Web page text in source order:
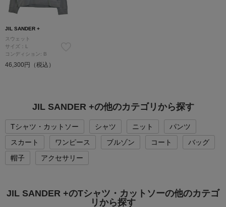
JIL SANDER +
スウェット
サイズ：L
コンディション: B
46,300円（税込）
JIL SANDER +の他のカテゴリから探す
Tシャツ・カットソー シャツ ニット
パンツ
スカート
ワンピース ブルゾン コート
バッグ
帽子
アクセサリー
JIL SANDER +のTシャツ・カットソーの他のカテゴ
リから探す